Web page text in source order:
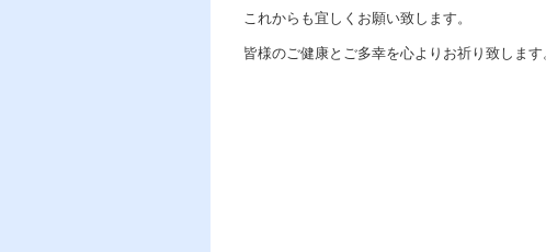
これからも宜しくお願い致します。
皆様のご健康とご多幸を心よりお祈り致します
天龍 知